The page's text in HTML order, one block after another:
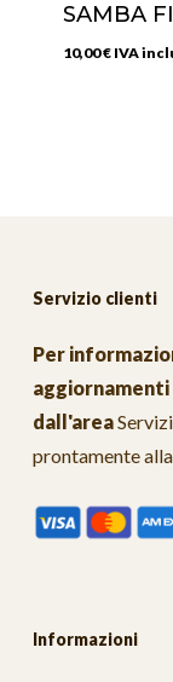
SAMBA
10,00€ IVA
Servizio clienti
Per
dall'area
prontamente
Informazioni